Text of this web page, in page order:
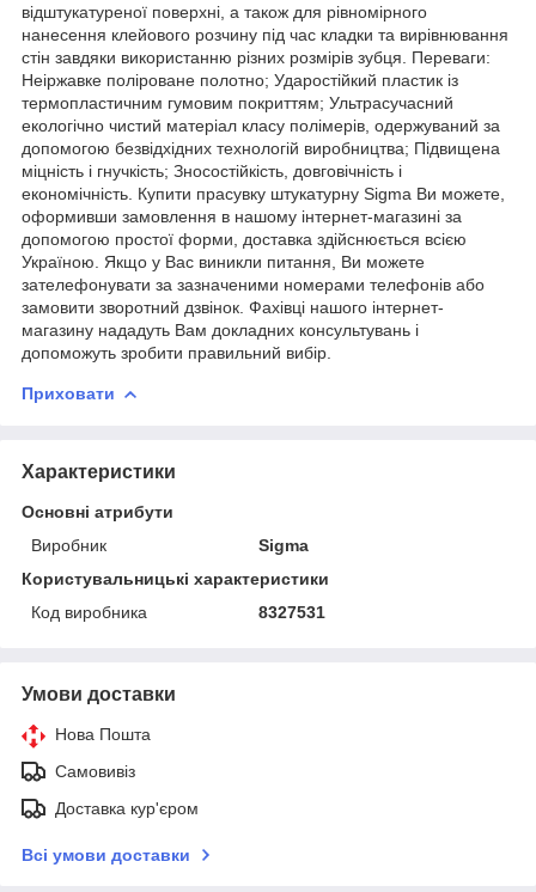
відштукатуреної поверхні, а також для рівномірного
нанесення клейового розчину під час кладки та вирівнювання
стін завдяки використанню різних розмірів зубця. Переваги:
Неіржавке поліроване полотно; Ударостійкий пластик із
термопластичним гумовим покриттям; Ультрасучасний
екологічно чистий матеріал класу полімерів, одержуваний за
допомогою безвідхідних технологій виробництва; Підвищена
міцність і гнучкість; Зносостійкість, довговічність і
економічність. Купити прасувку штукатурну Sigma Ви можете,
оформивши замовлення в нашому інтернет-магазині за
допомогою простої форми, доставка здійснюється всією
Україною. Якщо у Вас виникли питання, Ви можете
зателефонувати за зазначеними номерами телефонів або
замовити зворотний дзвінок. Фахівці нашого інтернет-
магазину нададуть Вам докладних консультувань і
допоможуть зробити правильний вибір.
Приховати
Характеристики
Основні атрибути
Виробник
Sigma
Користувальницькі характеристики
Код виробника
8327531
Умови доставки
Нова Пошта
Самовивіз
Доставка кур'єром
Всі умови доставки